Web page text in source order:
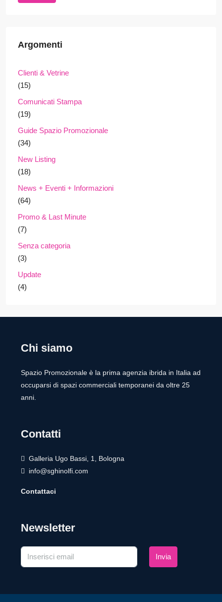
Argomenti
Clienti & Vetrine
(15)
Comunicati Stampa
(19)
Guide Spazio Promozionale
(34)
New Listing
(18)
News + Eventi + Informazioni
(64)
Promo & Last Minute
(7)
Senza categoria
(3)
Update
(4)
Chi siamo
Spazio Promozionale è la prima agenzia ibrida in Italia ad
occuparsi di spazi commerciali temporanei da oltre 25
anni.
Contatti
Galleria Ugo Bassi, 1, Bologna
info@sghinolfi.com
Contattaci
Newsletter
Invia